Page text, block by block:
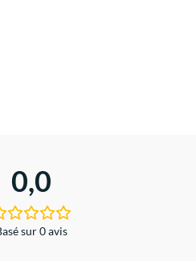
0,0
sur 0 avis